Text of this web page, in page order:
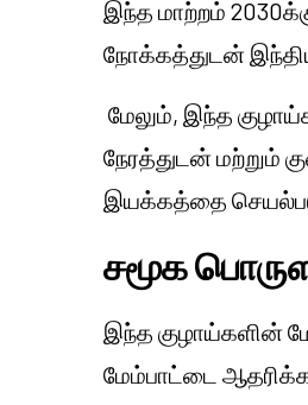
இந்த மாற்றம்
நோக்கத்துடன்
மேலும், இந்த
நேரத்துடன் மற்றும்
இயக்கத்தை
சமூக
இந்த குழாய்களின்
மேம்பாட்டை